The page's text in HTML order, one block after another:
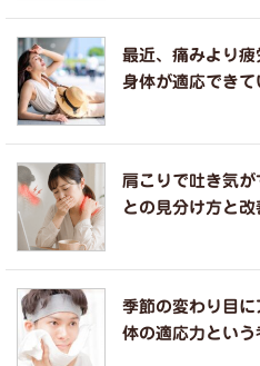
最近、痛みより
身体が適応でき
肩こりで吐き気
との見分け方と改
季節の変わり目
体の適応力という